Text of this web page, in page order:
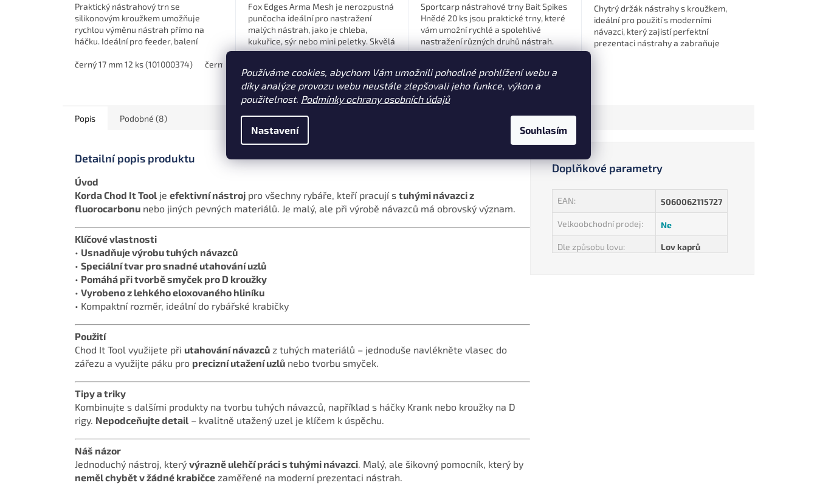
Používáme cookies, abychom Vám umožnili pohodlné prohlížení webu a
díky analýze provozu webu neustále zlepšovali jeho funkce, výkon a
použitelnost. Podmínky ochrany osobních údajů
Nastavení Souhlasím
Praktický nástrahový trn se
silikonovým kroužkem umožňuje
rychlou výměnu nástrah přímo na
háčku. Ideální pro feeder, balení
černý 17 mm 12 ks (101000374)
černý 10 mm 12 ks (101000375)
Fox Edges Arma Mesh je nerozpustná
punčocha ideální pro nastražení
malých nástrah, jako je chleba,
kukuřice, sýr nebo mini peletky. Skvělá
pro alternativní nástrahy a ochranu...
Sportcarp nástrahové trny Bait Spikes
Hnědé 20 ks jsou praktické trny, které
vám umožní rychlé a spolehlivé
nastražení různých druhů nástrah.
Ideální pro širokou škálu...
Chytrý držák nástrahy s kroužkem,
ideální pro použití s moderními
návazci, který zajistí perfektní
prezentaci nástrahy a zabraňuje
Popis Podobné (8)
Detailní popis produktu
Úvod
Korda Chod It Tool je efektivní nástroj pro všechny rybáře, kteří pracují s tuhými návazci z
fluorocarbonu nebo jiných pevných materiálů. Je malý, ale při výrobě návazců má obrovský význam.
Klíčové vlastnosti
• Usnadňuje výrobu tuhých návazců
• Speciální tvar pro snadné utahování uzlů
• Pomáhá při tvorbě smyček pro D kroužky
• Vyrobeno z lehkého eloxovaného hliníku
• Kompaktní rozměr, ideální do rybářské krabičky
Použití
Chod It Tool využijete při utahování návazců z tuhých materiálů – jednoduše navlékněte vlasec do
zářezu a využijte páku pro precizní utažení uzlů nebo tvorbu smyček.
Tipy a triky
Kombinujte s dalšími produkty na tvorbu tuhých návazců, například s háčky Krank nebo kroužky na D
rigy. Nepodceňujte detail – kvalitně utažený uzel je klíčem k úspěchu.
Náš názor
Jednoduchý nástroj, který výrazně ulehčí práci s tuhými návazci. Malý, ale šikovný pomocník, který by
neměl chybět v žádné krabičce zaměřené na moderní prezentaci nástrah.
Doplňkové parametry
EAN: 5060062115727
Velkoobchodní prodej: Ne
Dle způsobu lovu: Lov kaprů